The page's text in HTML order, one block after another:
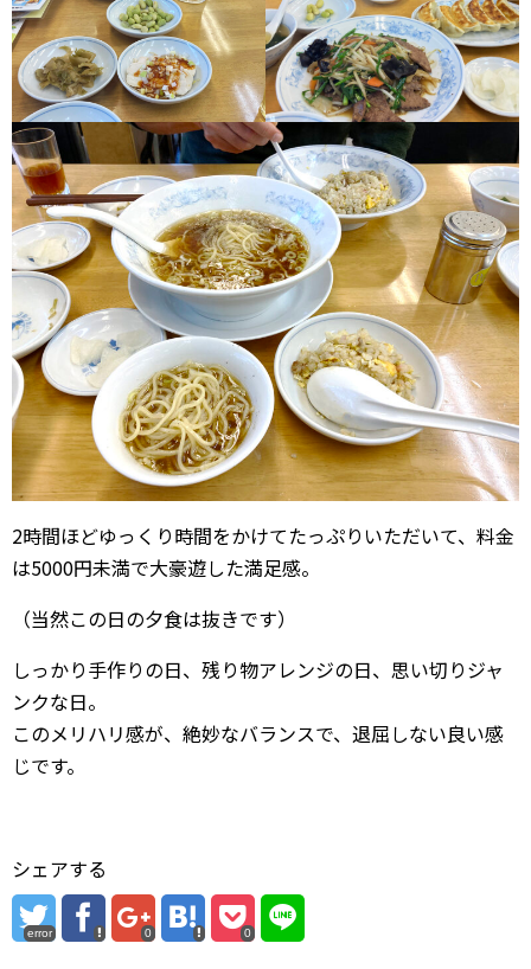
2時間ほどゆっくり時間をかけてたっぷりいただいて、料金
は5000円未満で大豪遊した満足感。
（当然この日の夕食は抜きです）
しっかり手作りの日、残り物アレンジの日、思い切りジャ
ンクな日。
このメリハリ感が、絶妙なバランスで、退屈しない良い感
じです。
シェアする
error 0 0